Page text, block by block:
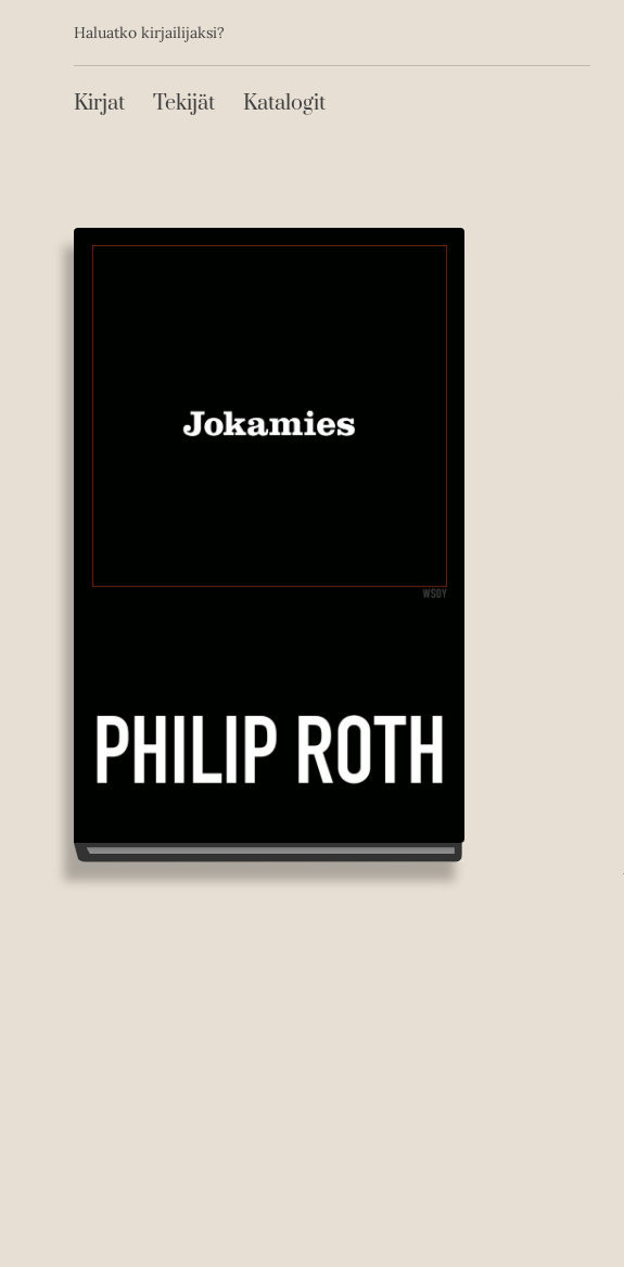
sisältöönToissijainen
Haluatko kirjailijaksi?
Päävalikko
Kirjat Tekijät Katalogit